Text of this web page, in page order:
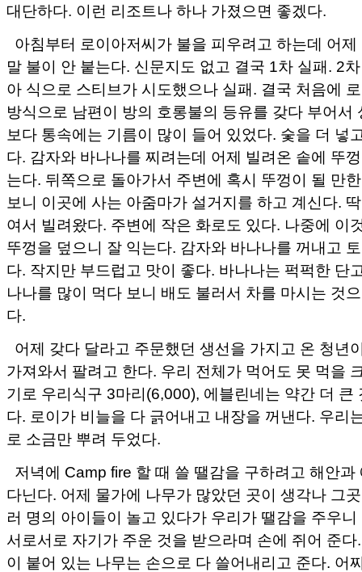
대단하다. 이런 리조트나 하나 가졌으면 좋겠다.
아침부터 로이아저씨가 불을 피우려고 하는데 어
말 불이 안 붙는다. 신문지도 없고 결국 1차 실패. 2
아 식으로 스티브가 시도했으나 실패. 결국 처음에
방식으로 남편이 방의 호롱불의 등유를 갖다 부어서
보다 통속에는 기름이 많이 들어 있었다. 숯을 더 넣
다. 감자와 바나나를 찌려는데 어제 빌려온 솥에 뚜
는다. 뒤쪽으로 돌아가서 주변에 혹시 뚜껑이 될 만
보니 이곳에 사는 아줌마가 설거지를 하고 계신다.
여서 빌려왔다. 주변에 작은 화로도 있다. 나중에 이
뚜껑을 덮으니 잘 익는다. 감자와 바나나를 꺼내고
다. 작지만 부드럽고 맛이 좋다. 바나나는 퍽퍽한 단
나나를 많이 먹다 보니 배도 불러서 차를 마시는 것
다.
어제 갖다 달라고 주문했던 생선을 가지고 온 청년
가져와서 팔려고 한다. 우리 전체가 먹어도 못 먹을
기로 우리식구 3마리(6,000), 에블린네는 약간 더 큰
다. 로이가 비늘을 다 긁어내고 내장을 꺼낸다. 우리
로 소금만 뿌려 두었다.
저녁에 Camp fire 할 때 쓸 땔감을 구하려고 해안과
다닌다. 어제 물가에 나무가 많았던 곳이 생각나 그
러 명의 아이들이 놀고 있다가 우리가 땔감을 주우
서로서로 자기가 주운 것을 받으라며 손에 쥐어 준
이 붙어 있는 나무는 손으로 다 쓸어내리고 준다. 어